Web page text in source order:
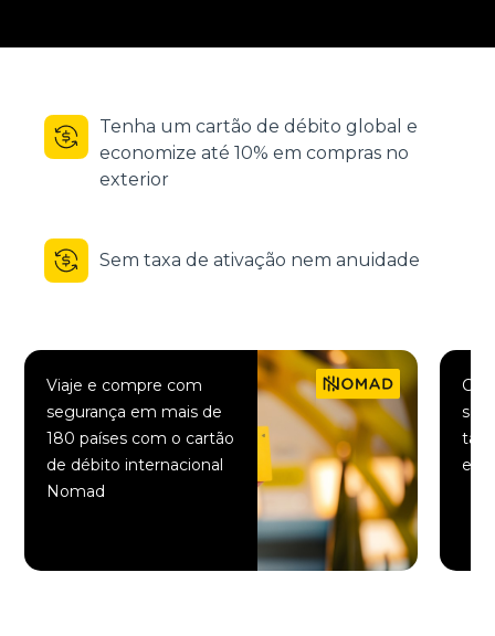
Tenha um cartão de débito global e
economize até 10% em compras no
exterior
Sem taxa de ativação nem anuidade
Viaje e compre com
segurança em mais de
180 países com o cartão
de débito internacional
Nomad